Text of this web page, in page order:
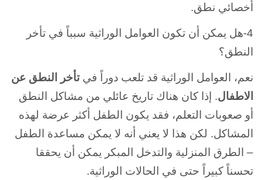
أخصائي نطق.
4-هل يمكن أن تكون العوامل الوراثية سبباً في تأخر
النطق؟
نعم، العوامل الوراثية قد تلعب دوراً في تأخر النطق عن
الاطفال. إذا كان هناك تاريخ عائلي من مشاكل النطق
أو صعوبات التعلم، فقد يكون الطفل أكثر عرضة لهذه
المشاكل. لكن هذا لا يعني أنه لا يمكن مساعدة الطفل
– الطرق المنزلية والتدخل المبكر يمكن أن يحققا
تحسناً كبيراً حتى في الحالات الوراثية.